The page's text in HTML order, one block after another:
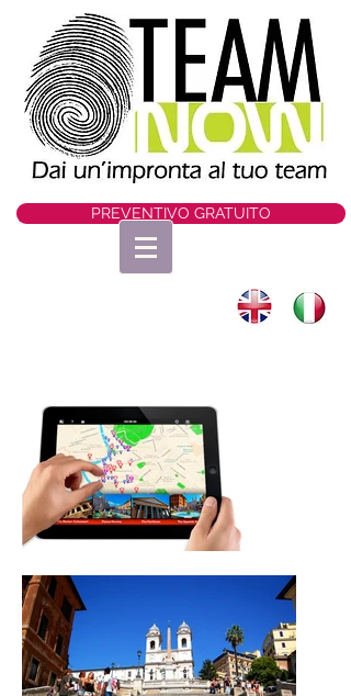
PREVENTIVO GRATUITO